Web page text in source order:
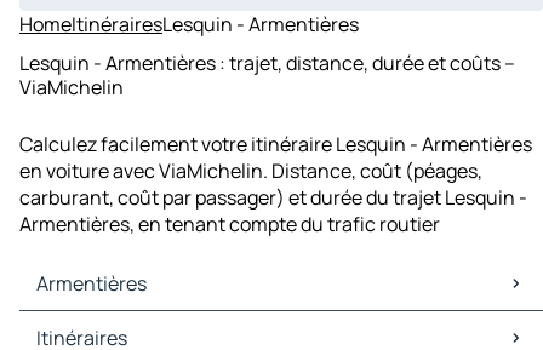
HomeItinérairesLesquin - Armentières
Lesquin - Armentières : trajet, distance, durée et coûts –
ViaMichelin
Calculez facilement votre itinéraire Lesquin - Armentières
en voiture avec ViaMichelin. Distance, coût (péages,
carburant, coût par passager) et durée du trajet Lesquin -
Armentières, en tenant compte du trafic routier
Armentières
Armentières Cartes et plans
Itinéraires